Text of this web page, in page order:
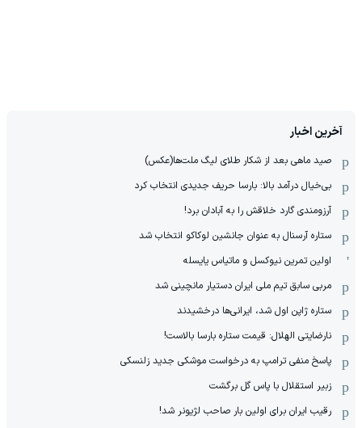
آخرین اخبار
صید ماهی بعد از شکار طلای لیگ ملت‌ها(عکس)
بی‌خیال درآمد بالا: بارسا حریف جدیدی انتخاب کرد
آرزومندی گارد خلاقش را به آبادان برد!
ستاره آرسنال به عنوان جانشین لوکاکو انتخاب شد
اولین تمرین نیوکسل و ماتیاس یایسله
مربی سابق تیم ملی ایران دستیار مانچینی شد
ستاره ژاپن اول شد، ایرانی‌ها درخشیدند
نارضایتی الهلال: قیمت ستاره بارسا بالاست!
پاسخ منفی ترامپ به درخواست موشکی جدید زلنسکی
زبیر استقلال با پاس گل برگشت
رقیب ایران برای اولین بار صاحب لژیونر شد!